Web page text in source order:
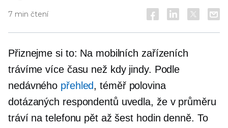
7 min čtení
Přiznejme si to: Na mobilních zařízeních
trávíme více času než kdy jindy. Podle
nedávného přehled, téměř polovina
dotázaných respondentů uvedla, že v průměru
tráví na telefonu pět až šest hodin denně. To